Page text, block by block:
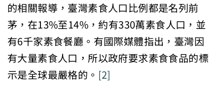
的相關報導，臺灣素食人口比例都是名列前
茅，在13%至14%，約有330萬素食人口，並
有6千家素食餐廳。有國際媒體指出，臺灣因
有大量素食人口，所以政府要求素食食品的標
示是全球最嚴格的。[2]